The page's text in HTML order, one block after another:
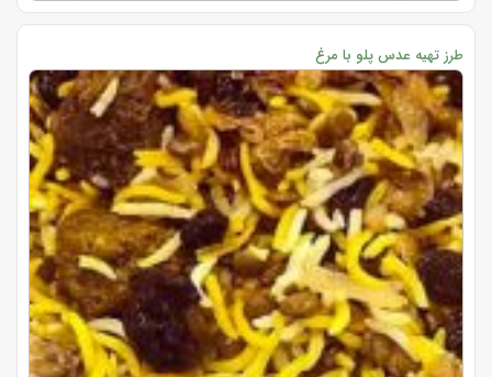
طرز تهیه عدس پلو با مرغ